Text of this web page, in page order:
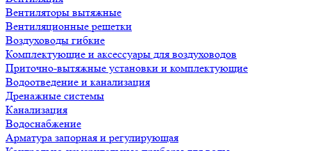
Вентиляторы вытяжные
Вентиляционные решетки
Воздуховоды гибкие
Комплектующие и аксессуары для воздуховодов
Приточно-вытяжные установки и комплектующие
Водоотведение и канализация
Дренажные системы
Канализация
Водоснабжение
Арматура запорная и регулирующая